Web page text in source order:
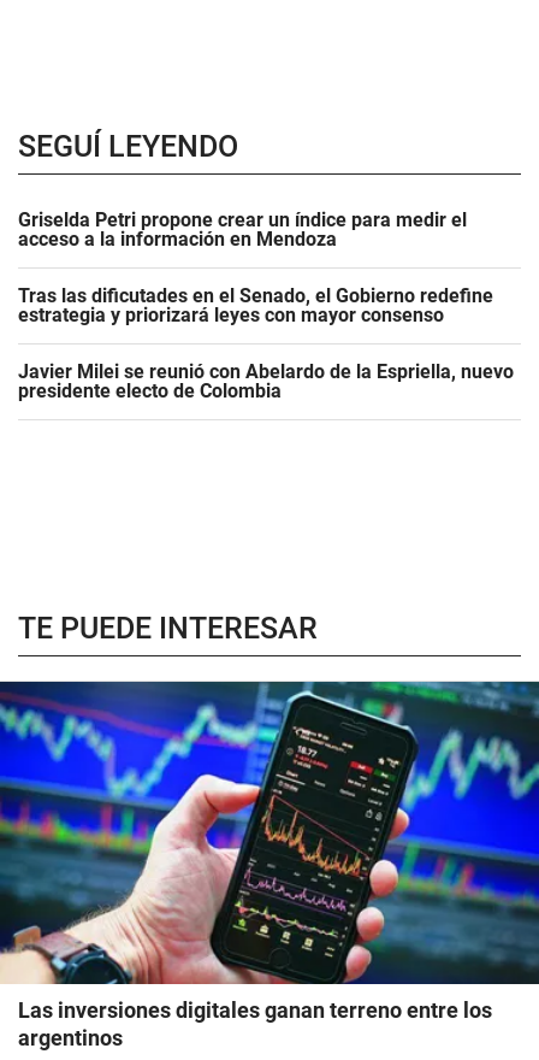
SEGUÍ LEYENDO
Griselda Petri propone crear un índice para medir el
acceso a la información en Mendoza
Tras las dificutades en el Senado, el Gobierno redefine
estrategia y priorizará leyes con mayor consenso
Javier Milei se reunió con Abelardo de la Espriella, nuevo
presidente electo de Colombia
TE PUEDE INTERESAR
Las inversiones digitales ganan terreno entre los
argentinos